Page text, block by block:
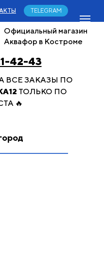
42-43
Официальный магазин
Аквафор в Костроме
ВСЕ ЗАКАЗЫ ПО
ТОЛЬКО ПО
🔥
TELEGRAM